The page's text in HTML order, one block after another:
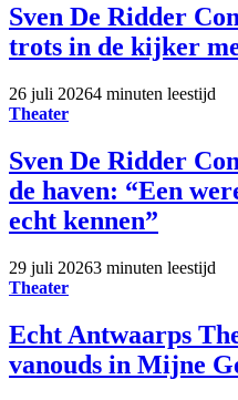
Sven De Ridder
trots in de kijker
26 juli 20264 minuten leestijd
Theater
Sven De Ridder
de haven: “Een
echt kennen”
29 juli 20263 minuten leestijd
Theater
Echt Antwaarps
vanouds in Mijne